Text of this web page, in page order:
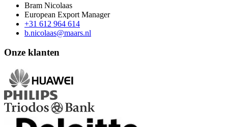
Bram Nicolaas
European Export Manager
+31 612 964 614
b.nicolaas@maars.nl
Onze klanten